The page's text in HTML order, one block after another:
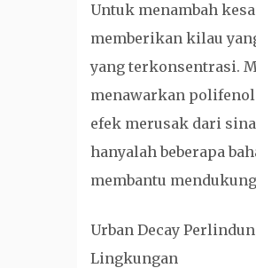
Untuk menambah
memberikan kilau
yang terkonsentrasi.
menawarkan
efek merusak dari
hanyalah beberapa
membantu
Urban Decay
Lingkungan